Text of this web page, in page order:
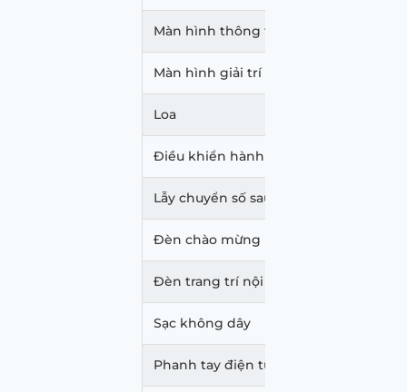
Màn hình thông tin
Màn hình giải trí
Loa
Điều khiển hành trình
Lẫy chuyển số sau vô-lăng
Đèn chào mừng
Đèn trang trí nội thất
Sạc không dây
Phanh tay điện tử